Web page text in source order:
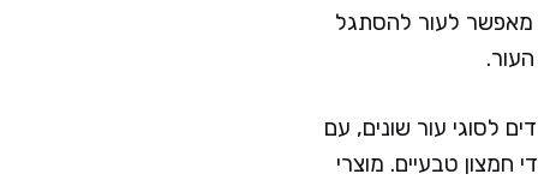
מאפשר לעור להסתגל
לסוגי עור שונים, עם
חמצון טבעיים. מוצרי